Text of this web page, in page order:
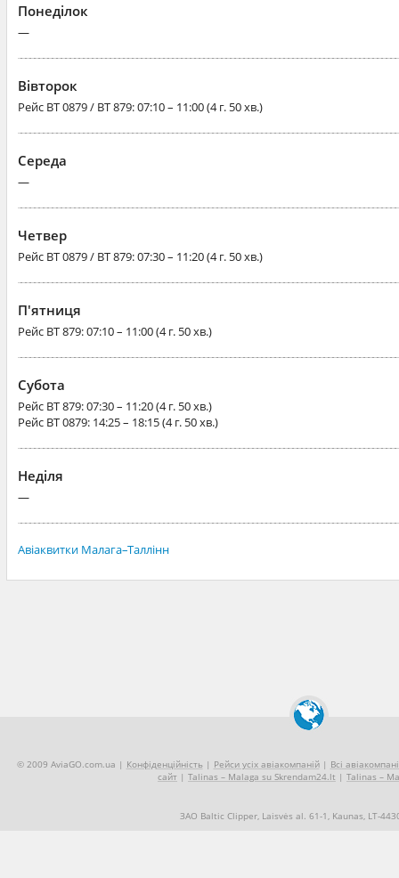
Понеділок
—
Вівторок
Рейс BT 0879 / BT 879: 07:10 – 11:00 (4 г. 50 хв.)
Середа
—
Четвер
Рейс BT 0879 / BT 879: 07:30 – 11:20 (4 г. 50 хв.)
П'ятниця
Рейс BT 879: 07:10 – 11:00 (4 г. 50 хв.)
Субота
Рейс BT 879: 07:30 – 11:20 (4 г. 50 хв.)
Рейс BT 0879: 14:25 – 18:15 (4 г. 50 хв.)
Неділя
—
Авіаквитки Малага–Таллінн
© 2009 AviaGO.com.ua | Конфіденційність| Рейси усіх авіакомпаній| Всі
сайт | Talinas – Malaga su Skrendam24.lt | Talinas –
ЗАО Baltic Clipper, Laisvės al. 61-1, Kaunas, LT-